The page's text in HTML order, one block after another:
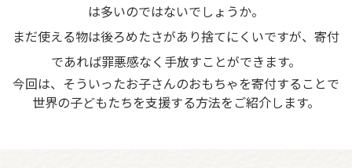
は多いのではないでしょうか。
まだ使える物は後ろめたさがあり捨てにくいですが、寄付
であれば罪悪感なく手放すことができます。
今回は、そういったお子さんのおもちゃを寄付することで
世界の子どもたちを支援する方法をご紹介します。